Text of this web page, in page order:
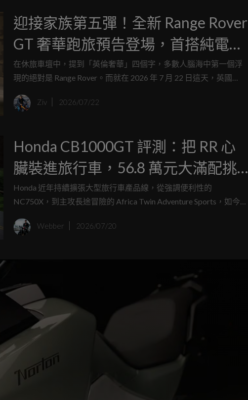
迎接家族第五彈！全新 Range Rover
GT 奢華跑旅預告登場，首搭純電
EMA 平台重塑 GT 定義
在休旅車壇中，提到「英倫奢華」四個字，多數人腦海中第一個浮
現的絕對是 Range Rover。而就在 2026 年 7 月 22 日這天，英國
族即將迎來第五位全新成員「Range Rover GT」。
Ziv 2026/07/22
Honda CB1000GT 評測：把 RR 心
臟裝進旅行車，56.8 萬元大滿配挑
戰高階能跑旅市場
Honda 近年持續擴張大型旅行車產品線，從強調便利性的
NC750X，到主攻長途冒險的 Africa Twin Adventure Sports，如今再
灣產品線上暫時取代雙缸旅行車 NT1100，改用四缸高轉引擎滿足
Webber 2026/07/20